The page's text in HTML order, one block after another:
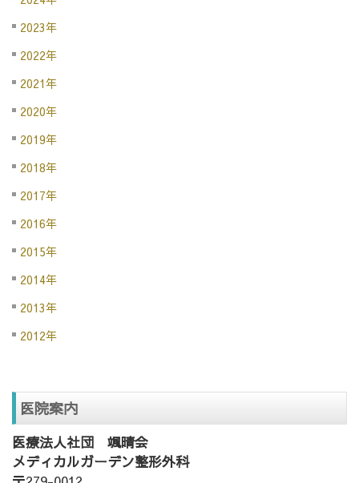
2023年
2022年
2021年
2020年
2019年
2018年
2017年
2016年
2015年
2014年
2013年
2012年
医院案内
医療法人社団 颯晴会
メディカルガーデン整形外科